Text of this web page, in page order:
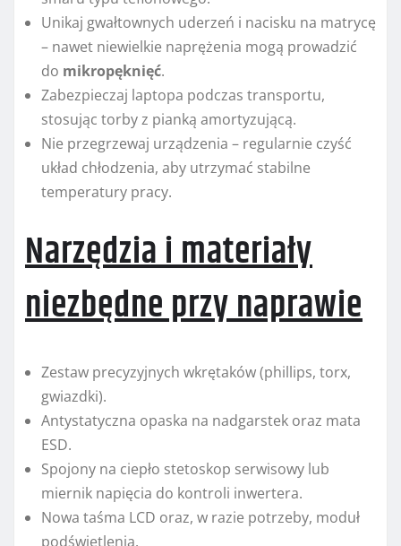
Unikaj gwałtownych uderzeń i nacisku na matrycę
– nawet niewielkie naprężenia mogą prowadzić
do mikropęknięć.
Zabezpieczaj laptopa podczas transportu,
stosując torby z pianką amortyzującą.
Nie przegrzewaj urządzenia – regularnie czyść
układ chłodzenia, aby utrzymać stabilne
temperatury pracy.
Narzędzia i materiały
niezbędne przy naprawie
Zestaw precyzyjnych wkrętaków (phillips, torx,
gwiazdki).
Antystatyczna opaska na nadgarstek oraz mata
ESD.
Spojony na ciepło stetoskop serwisowy lub
miernik napięcia do kontroli inwertera.
Nowa taśma LCD oraz, w razie potrzeby, moduł
podświetlenia.